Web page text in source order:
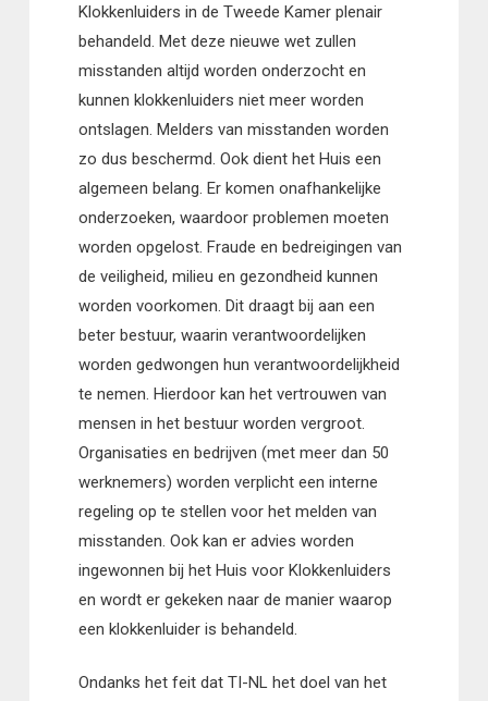
Klokkenluiders in de Tweede Kamer plenair
behandeld. Met deze nieuwe wet zullen
misstanden altijd worden onderzocht en
kunnen klokkenluiders niet meer worden
ontslagen. Melders van misstanden worden
zo dus beschermd. Ook dient het Huis een
algemeen belang. Er komen onafhankelijke
onderzoeken, waardoor problemen moeten
worden opgelost. Fraude en bedreigingen van
de veiligheid, milieu en gezondheid kunnen
worden voorkomen. Dit draagt bij aan een
beter bestuur, waarin verantwoordelijken
worden gedwongen hun verantwoordelijkheid
te nemen. Hierdoor kan het vertrouwen van
mensen in het bestuur worden vergroot.
Organisaties en bedrijven (met meer dan 50
werknemers) worden verplicht een interne
regeling op te stellen voor het melden van
misstanden. Ook kan er advies worden
ingewonnen bij het Huis voor Klokkenluiders
en wordt er gekeken naar de manier waarop
een klokkenluider is behandeld.
Ondanks het feit dat TI-NL het doel van het